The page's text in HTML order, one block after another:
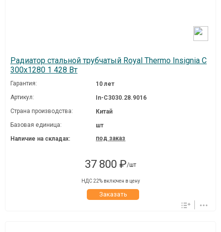
Радиатор стальной трубчатый Royal Thermo Insignia C
300x1280 1 428 Вт
Гарантия:
10 лет
Артикул:
In-C3030.28.9016
Страна производства:
Китай
Базовая единица:
шт
Наличие на складах:
под заказ
37 800 ₽/шт
НДС 22% включен в цену
Заказать